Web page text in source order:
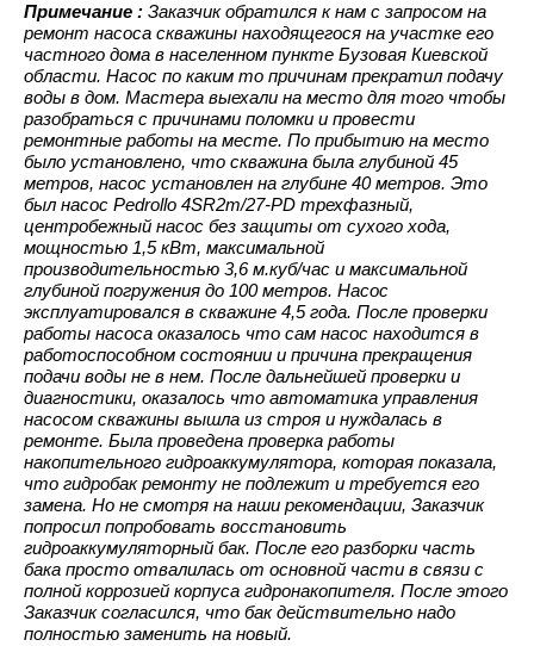
Примечание : Заказчик обратился к нам с запросом на
ремонт насоса скважины находящегося на участке его
частного дома в населенном пункте Бузовая Киевской
области. Насос по каким то причинам прекратил подачу
воды в дом. Мастера выехали на место для того чтобы
разобраться с причинами поломки и провести
ремонтные работы на месте. По прибытию на место
было установлено, что скважина была глубиной 45
метров, насос установлен на глубине 40 метров. Это
был насос Pedrollo 4SR2m/27-PD трехфазный,
центробежный насос без защиты от сухого хода,
мощностью 1,5 кВт, максимальной
производительностью 3,6 м.куб/час и максимальной
глубиной погружения до 100 метров. Насос
эксплуатировался в скважине 4,5 года. После проверки
работы насоса оказалось что сам насос находится в
работоспособном состоянии и причина прекращения
подачи воды не в нем. После дальнейшей проверки и
диагностики, оказалось что автоматика управления
насосом скважины вышла из строя и нуждалась в
ремонте. Была проведена проверка работы
накопительного гидроаккумулятора, которая показала,
что гидробак ремонту не подлежит и требуется его
замена. Но не смотря на наши рекомендации, Заказчик
попросил попробовать восстановить
гидроаккумуляторный бак. После его разборки часть
бака просто отвалилась от основной части в связи с
полной коррозией корпуса гидронакопителя. После этого
Заказчик согласился, что бак действительно надо
полностью заменить на новый.